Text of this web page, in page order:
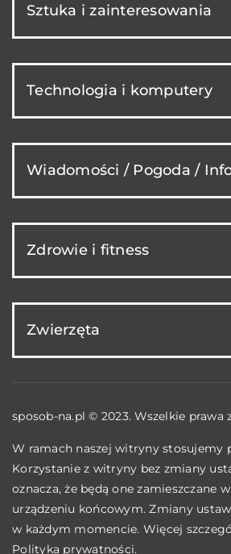
Sztuka i zainteresowania
Technologia i komputery
Wiadomości / Pogoda /
Zdrowie i fitness
Zwierzęta
sposob-na.pl © 2023. Wszelkie prawa
W ramach naszej witryny stosujemy
Korzystanie z witryny bez zmiany
oznacza, że będą one zamieszczane
urządzeniu końcowym. Zmiany
w każdym momencie. Więcej
Polityka prywatności.